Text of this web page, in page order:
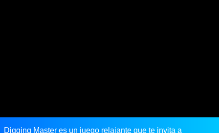
Digging Master es un juego relajante que te invita a